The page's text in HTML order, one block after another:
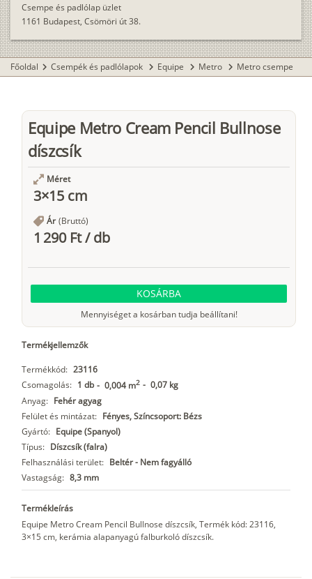
Csempe és padlólap üzlet
1161 Budapest, Csömöri út 38.
Főoldal chevron_right Csempék és padlólapok chevron_right Equipe chevron_right Metro chevron_right Metro csempe
Equipe Metro Cream Pencil Bullnose
díszcsík
Méret
3×15 cm
Ár (Bruttó)
1 290 Ft/db
KOSÁRBA
Mennyiséget a kosárban tudja beállítani!
Termékjellemzők
Termékkód: 23116
Csomagolás: 1 db - 0,004 m2 - 0,07 kg
Anyag: Fehér agyag
Felület és mintázat: Fényes, Színcsoport: Bézs
Gyártó: Equipe (Spanyol)
Típus: Díszcsík (falra)
Felhasználási terület: Beltér - Nem fagyálló
Vastagság: 8,3 mm
Termékleírás
Equipe Metro Cream Pencil Bullnose díszcsík, Termék kód: 23116,
3×15 cm, kerámia alapanyagú falburkoló díszcsík.